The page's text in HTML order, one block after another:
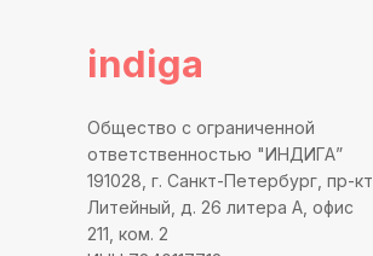
indiga
Общество с ограниченной
ответственностью "ИНДИГА”
191028, г. Санкт-Петербург, пр-кт
Литейный, д. 26 литера А, офис
211, ком. 2